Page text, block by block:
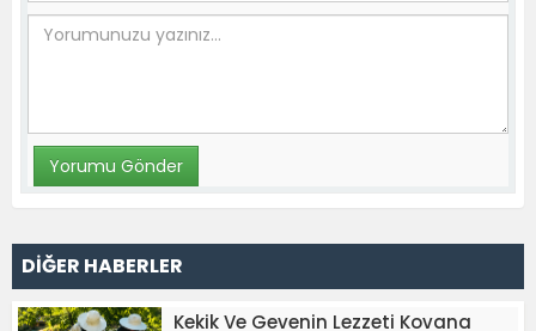
DİĞER HABERLER
Kekik Ve Gevenin Lezzeti Kovana